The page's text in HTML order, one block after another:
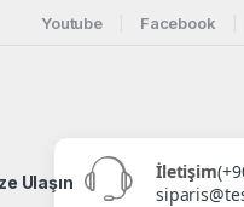
Youtube Facebook
Ulaşın İletişim